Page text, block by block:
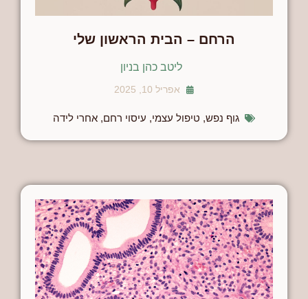
הרחם – הבית הראשון שלי
ליטב כהן בניון
אפריל 10, 2025
גוף נפש, טיפול עצמי, עיסוי רחם, אחרי לידה